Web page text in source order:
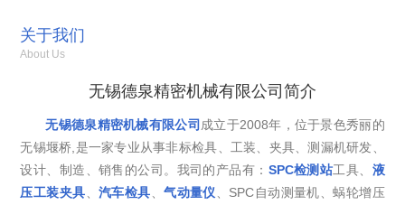
关于我们
About Us
无锡德泉精密机械有限公司简介
无锡德泉精密机械有限公司成立于2008年，位于景色秀丽的
无锡堰桥,是一家专业从事非标检具、工装、夹具、测漏机研发、
设计、制造、销售的公司。我司的产品有： SPC检测站工具、 液
压工装夹具
汽车检具 、气动量仪 、SPC自动测量机、蜗轮增压